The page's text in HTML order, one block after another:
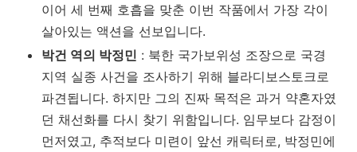
이어 세 번째 호흡을 맞춘 이번 작품에서 가장 각이
살아있는 액션을 선보입니다.
박건 역의 박정민 : 북한 국가보위성 조장으로 국경
지역 실종 사건을 조사하기 위해 블라디보스토크로
파견됩니다. 하지만 그의 진짜 목적은 과거 약혼자였
던 채선화를 다시 찾기 위함입니다. 임무보다 감정이
먼저였고, 추적보다 미련이 앞선 캐릭터로, 박정민에